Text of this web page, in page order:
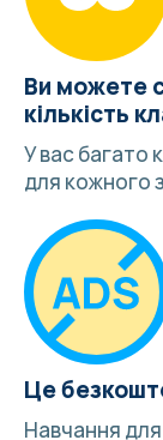
Ви можете
кількість
У вас багато
для кожного
Це
Навчання для